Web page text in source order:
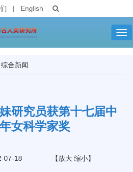
| English
综合新闻
研究员获第十七届中
女科学家奖
07-18 【放大 缩小】